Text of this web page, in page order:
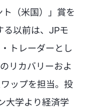
（米国）」賞を
る以前は、JPモ
トレーダーとし
リカバリーおよ
ップを担当。投
大学より経済学